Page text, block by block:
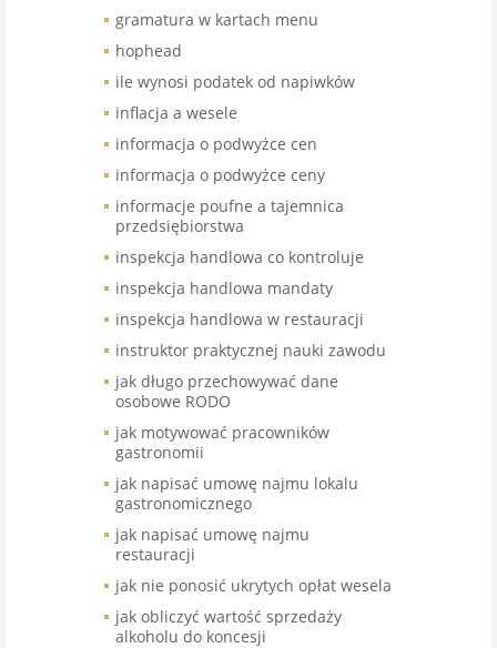
gramatura w kartach menu
hophead
ile wynosi podatek od napiwków
inflacja a wesele
informacja o podwyżce cen
informacja o podwyżce ceny
informacje poufne a tajemnica
przedsiębiorstwa
inspekcja handlowa co kontroluje
inspekcja handlowa mandaty
inspekcja handlowa w restauracji
instruktor praktycznej nauki zawodu
jak długo przechowywać dane
osobowe RODO
jak motywować pracowników
gastronomii
jak napisać umowę najmu lokalu
gastronomicznego
jak napisać umowę najmu
restauracji
jak nie ponosić ukrytych opłat wesela
jak obliczyć wartość sprzedaży
alkoholu do koncesji